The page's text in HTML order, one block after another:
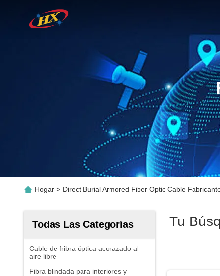
Hogar > Direct Burial Armored Fiber Optic Cable
Todas Las Categorías
Cable de fribra óptica acorazado al
aire libre
Fibra blindada para interiores y
Tu